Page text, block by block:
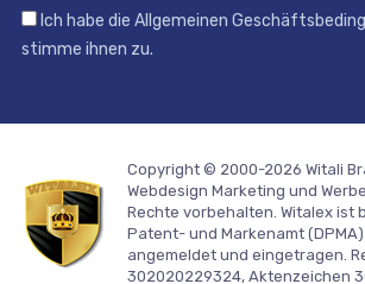
Ich habe die Allgemeinen
stimme ihnen zu.
Copyright © 2000-2026 Witali
Webdesign Marketing und
Rechte vorbehalten. Witalex ist
Patent- und Markenamt
angemeldet und eingetragen.
302020229324, Aktenzeichen